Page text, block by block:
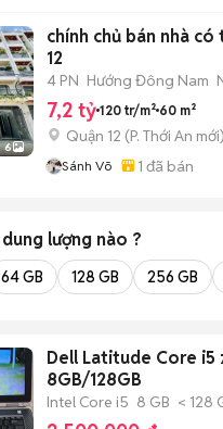
6
chính chủ bán nhà
12
4 PN Hướng Đông Nam
7,2 tỷ 120 tr/m² 60 m²
Quận 12 (P. Thới An mới)
Sánh Võ 1 đã bán
dung lượng nào ?
64 GB 128 GB 256 GB
Dell Latitude Core i5
8GB/128GB
Intel Core i5 8 GB < 128